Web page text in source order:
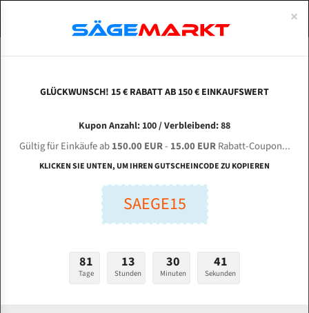
FORTE 500 für 5400 mm Bi-Metall
Bandsägeblätter
Bandsägeblätter für Forte
Länge (mm):
ABOUTS
ENGLISH
Bi-Metall Meterware
Fleischerei Bandsägeblätter
Bandmesser Glatt Meterware
Konvex Meterware
×
GLÜCKWUNSCH! 15 € RABATT AB 150 € EINKAUFSWERT
Kupon Anzahl: 100 / Verbleibend: 88
Gültig für Einkäufe ab150.00 EUR- 15.00 EURRabatt-Coupon...
KLICKEN SIE UNTEN, UM IHREN GUTSCHEINCODE ZU KOPIEREN
SAEGE15
81
Tage
13
Stunden
30
Minuten
41
Sekunden